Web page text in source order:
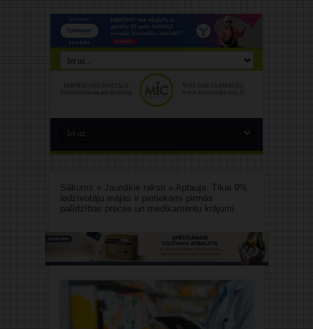
Sākums » Jaunākie raksti » Aptauja: Tikai 9%
iedzīvotāju mājās ir pietiekami pirmās
palīdzības preces un medikamentu krājumi